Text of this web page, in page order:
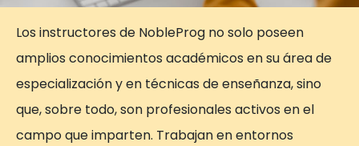
Los instructores de NobleProg no solo poseen
amplios conocimientos académicos en su área de
especialización y en técnicas de enseñanza, sino
que, sobre todo, son profesionales activos en el
campo que imparten. Trabajan en entornos